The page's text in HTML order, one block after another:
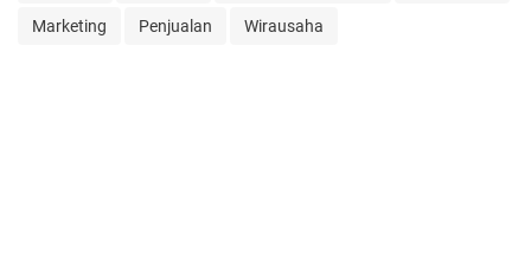
Marketing Penjualan Wirausaha